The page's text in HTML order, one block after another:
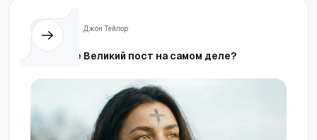
Джон Тейлор
Что такое Великий пост на самом деле?